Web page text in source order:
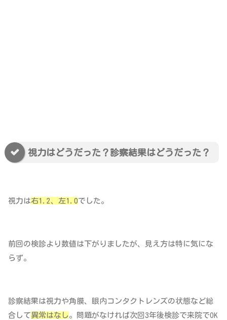
視力はどうだった？診察結果はどうだった？
視力は右1.2、左1.0でした。
前回の検診より数値は下がりましたが、見え方は特に気にな
らず。
診察結果は視力や角膜、眼内コンタクトレンズの状態など総
合して異常はなし 。問題がなければ次回3年後検診で来院でOK